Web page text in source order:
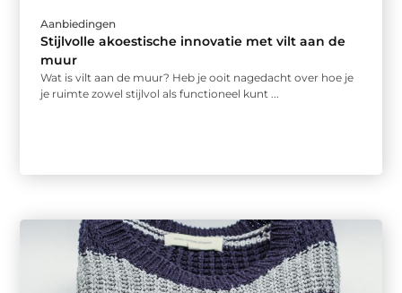
Aanbiedingen
Stijlvolle akoestische innovatie met vilt aan de
muur
Wat is vilt aan de muur? Heb je ooit nagedacht over hoe je
je ruimte zowel stijlvol als functioneel kunt ...